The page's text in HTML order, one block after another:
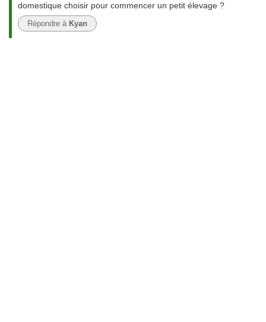
domestique choisir pour commencer un petit élevage ?
Répondre à Kyan